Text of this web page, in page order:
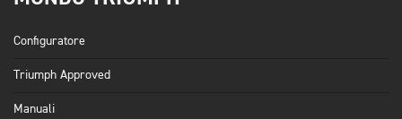
Configuratore
Triumph Approved
Manuali